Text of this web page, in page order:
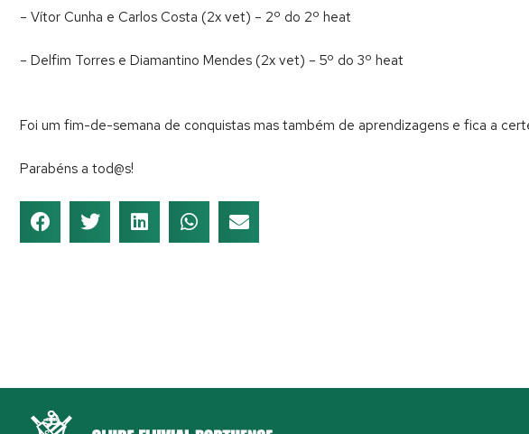
– Vítor Cunha e Carlos Costa (2x vet) – 2º do 2º heat
– Delfim Torres e Diamantino Mendes (2x vet) – 5º do 3º heat
Foi um fim-de-semana de conquistas mas também de aprendizagens e fica a
Parabéns a tod@s!